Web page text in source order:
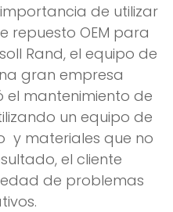
de utilizar
repuesto OEM para
Rand, el equipo de
gran empresa
el mantenimiento de
un equipo de
y materiales que no
el cliente
de problemas